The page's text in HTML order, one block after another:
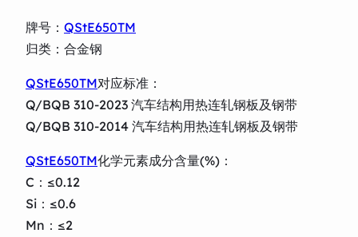
牌号： QStE650TM
归类：合金钢
QStE650TM对应标准：
Q/BQB 310-2023 汽车结构用热连轧钢板及钢带
Q/BQB 310-2014 汽车结构用热连轧钢板及钢带
QStE650TM化学元素成分含量(%)：
C：≤0.12
Si：≤0.6
Mn：≤2